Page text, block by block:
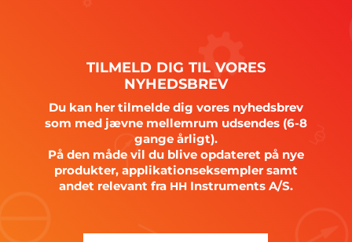
TILMELD DIG TIL VORES
NYHEDSBREV
Du kan her tilmelde dig vores nyhedsbrev
som med jævne mellemrum udsendes (6-8
gange årligt).
På den måde vil du blive opdateret på nye
produkter, applikationseksempler samt
andet relevant fra HHInstruments A/S.